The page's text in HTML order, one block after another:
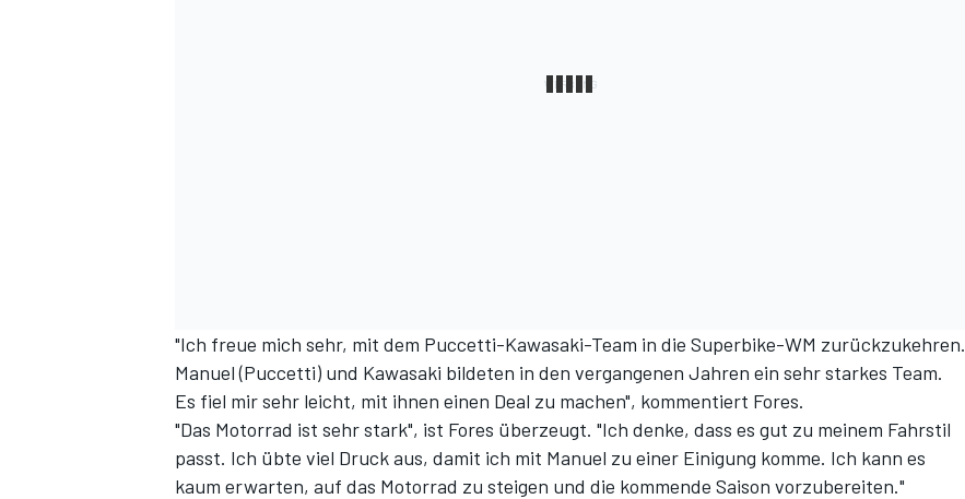
"Ich freue mich sehr, mit dem Puccetti-Kawasaki-Team in die Superbike-WM zurückzukehren.
Manuel (Puccetti) und Kawasaki bildeten in den vergangenen Jahren ein sehr starkes Team.
Es fiel mir sehr leicht, mit ihnen einen Deal zu machen", kommentiert Fores.
"Das Motorrad ist sehr stark", ist Fores überzeugt. "Ich denke, dass es gut zu meinem Fahrstil
passt. Ich übte viel Druck aus, damit ich mit Manuel zu einer Einigung komme. Ich kann es
kaum erwarten, auf das Motorrad zu steigen und die kommende Saison vorzubereiten."